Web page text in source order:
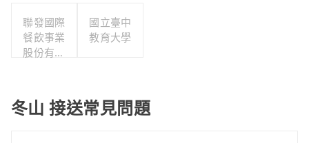
聯發國際
餐飲事業
股份有限
國立臺中
教育大學
冬山 接送常見問題